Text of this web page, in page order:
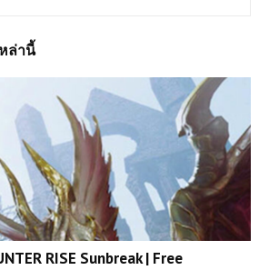
ล่านี้
RISE Sunbreak | Free